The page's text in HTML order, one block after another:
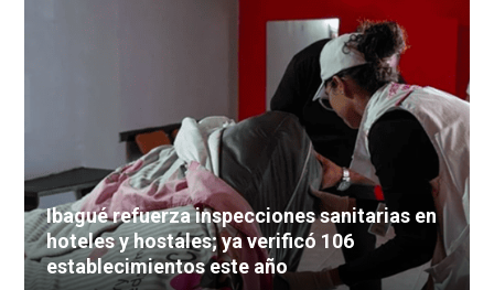
Ibagué refuerza inspecciones sanitarias en
hoteles y hostales; ya verificó 106
establecimientos este año